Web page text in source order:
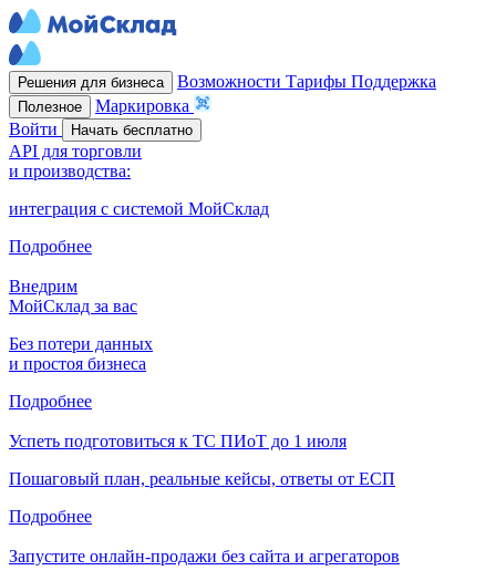
Решения для бизнеса Возможности Тарифы Поддержка
Полезное
Маркировка
Войти
Начать бесплатно
API для торговли
и производства:
интеграция с системой МойСклад
Подробнее
Внедрим
МойСклад за вас
Без потери данных
и простоя бизнеса
Подробнее
Успеть подготовиться к ТС ПИоТ до 1 июля
Пошаговый план, реальные кейсы, ответы от ЕСП
Подробнее
Запустите онлайн-продажи без сайта и агрегаторов